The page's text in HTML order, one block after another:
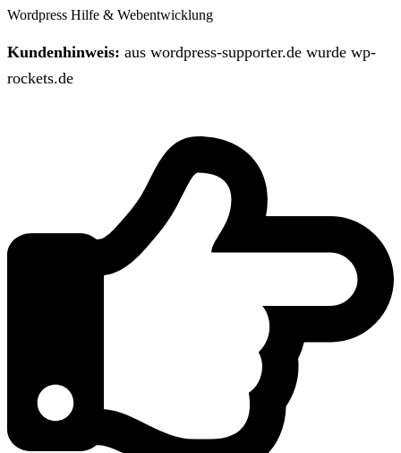
Wordpress Hilfe & Webentwicklung
Kundenhinweis: aus wordpress-supporter.de wurde wp-
rockets.de